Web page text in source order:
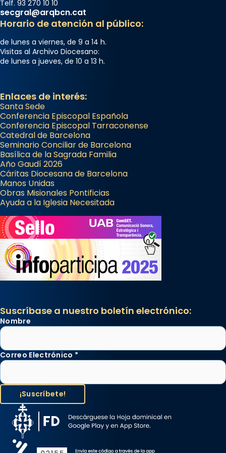
2 weeks ago
Memòria de les santes Juliana i
Semproniana, verges i màrtirs.
Acompanyant la història de sant Cugat, a
partir de l’Edat Mitjana sorgeix la tradició
Semproniana (“relatiu a Semprònia =
eterna”) són deixebles seves. I l’any 1667, el
frare Joan Gaspar Roig, afirma en una obra
que les santes són filles de l’antiga Iluro.
Mataró en reivindicarà les relíq
...Ver más
Foto
View on Facebook
Telf. 93 270 10 10
secgral@arqbcn.cat
Horario de atención al público:
de lunes a viernes, de 9 a 14 h.
Visitas al Archivo Diocesano:
de lunes a jueves, de 10 a 13 h.
Enlaces de interés:
Santa Sede
Conferencia Episcopal Española
Conferencia Episcopal Tarraconense
Catedral de Barcelona
Seminario Conciliar de Barcelona
Basílica de la Sagrada Familia
Año Gaudí 2026
Cáritas Diocesana de Barcelona
Manos Unidas
Obras Misionales Pontificias
Ayuda a la Iglesia Necesitada
Suscríbase a nuestro boletín electrónico:
Nombre
Correo Electrónico *